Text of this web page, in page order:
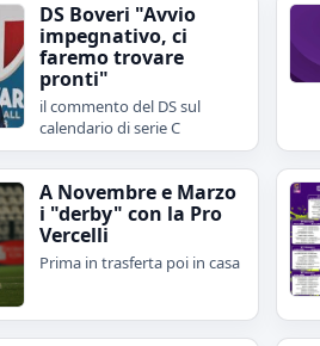
DS Boveri "Avvio
impegnativo, ci
faremo trovare
pronti"
il commento del DS sul
calendario di serie C
A Novembre e Marzo
i "derby" con la Pro
Vercelli
Prima in trasferta poi in casa